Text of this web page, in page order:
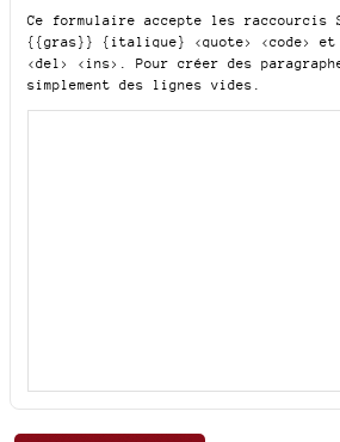
Ce formulaire accepte les raccourcis
{{gras}} {italique} <quote> <code>
et
<del> <ins>
. Pour créer des
simplement des lignes vides.